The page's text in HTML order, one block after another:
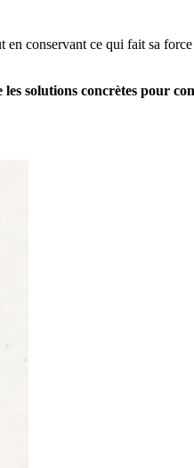
conservant ce qui fait sa
les solutions concrètes pour